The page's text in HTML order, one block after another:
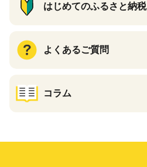
はじめてのふるさと納税
よくあるご質問
コラム